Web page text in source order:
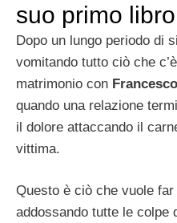
suo primo libro
Dopo un lungo periodo di
vomitando tutto ciò che
matrimonio con
quando una relazione
il dolore attaccando il
vittima.
Questo è ciò che vuole
addossando tutte le colpe